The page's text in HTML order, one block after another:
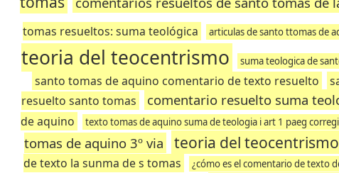
tomas resueltos: suma teológica
articulas de santo ttomas de
teoria del teocentrismo
suma teologica de
santo tomas de aquino comentario de texto resuelto
resuelto santo tomas
comentario resuelto suma
de aquino
texto tomas de aquino suma de teologia i art 1 paeg
tomas de aquino 3º via
teoria del teocentrismo
de texto la sunma de s tomas
¿cómo es el comentario de texto